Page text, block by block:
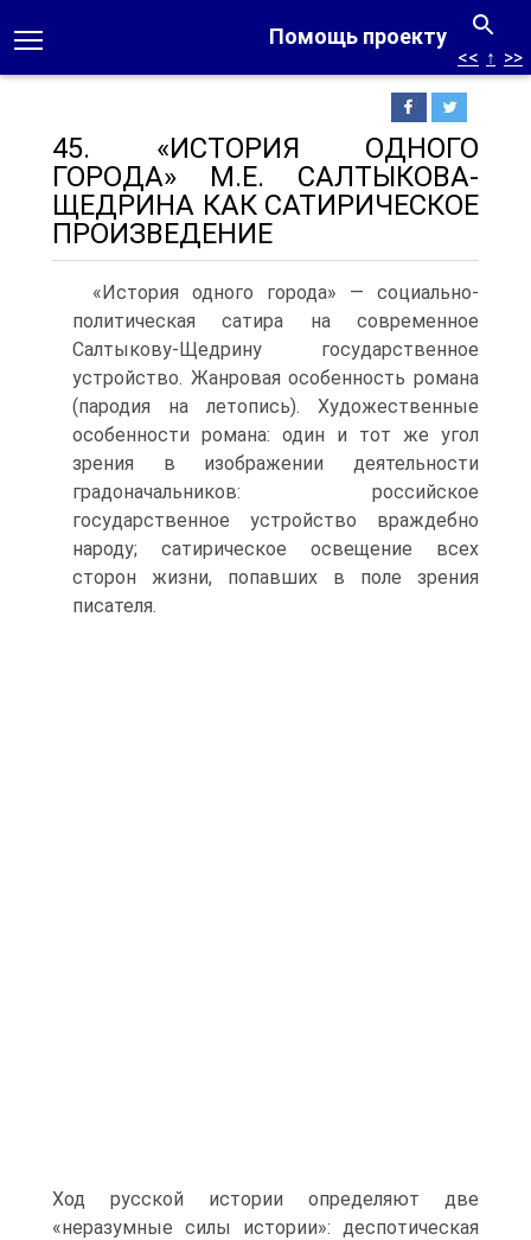
Помощь проекту
<< ↑ >>
45. «ИСТОРИЯ ОДНОГО
ГОРОДА» М.Е. САЛТЫКОВА-
ЩЕДРИНА КАК САТИРИЧЕСКОЕ
ПРОИЗВЕДЕНИЕ
«История одного города» — социально-
политическая сатира на современное
Салтыкову-Щедрину государственное
устройство. Жанровая особенность романа
(пародия на летопись). Художественные
особенности романа: один и тот же угол
зрения в изображении деятельности
градоначальников: российское
государственное устройство враждебно
народу; сатирическое освещение всех
сторон жизни, попавших в поле зрения
писателя.
Ход русской истории определяют две
«неразумные силы истории»: деспотическая